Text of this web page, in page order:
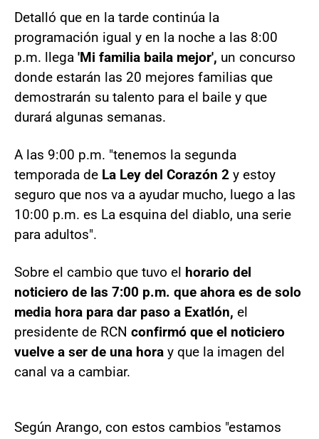
Detalló que en la tarde continúa la
programación igual y en la noche a las 8:00
p.m. llega 'Mi familia baila mejor', un concurso
donde estarán las 20 mejores familias que
demostrarán su talento para el baile y que
durará algunas semanas.
A las 9:00 p.m. "tenemos la segunda
temporada de La Ley del Corazón 2 y estoy
seguro que nos va a ayudar mucho, luego a las
10:00 p.m. es La esquina del diablo, una serie
para adultos".
Sobre el cambio que tuvo el horario del
noticiero de las 7:00 p.m. que ahora es de solo
media hora para dar paso a Exatlón, el
presidente de RCN confirmó que el noticiero
vuelve a ser de una hora y que la imagen del
canal va a cambiar.
Según Arango, con estos cambios "estamos